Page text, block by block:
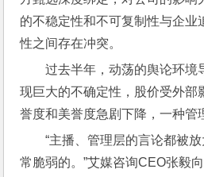
的不稳定性和不可复制性与企业
性之间存在冲突。
过去半年，动荡的舆论环境
现巨大的不确定性，股价受外部
誉度和美誉度急剧下降，一种管
“主播、管理层的言论都被
常脆弱的。”艾媒咨询CEO张毅